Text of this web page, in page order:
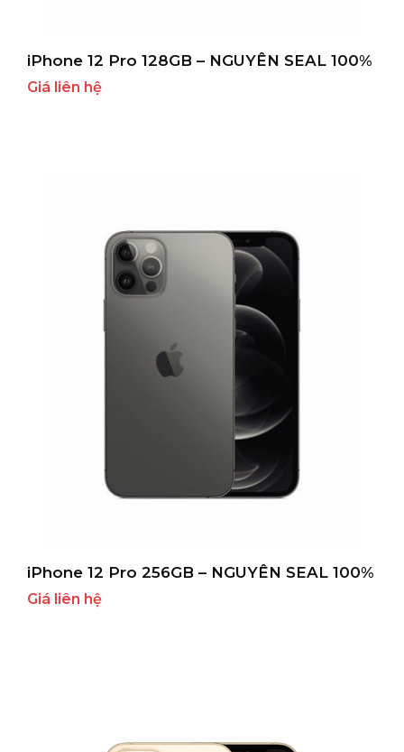
iPhone 12 Pro 128GB – NGUYÊN SEAL 100%
Giá liên hệ
iPhone 12 Pro 256GB – NGUYÊN SEAL 100%
Giá liên hệ